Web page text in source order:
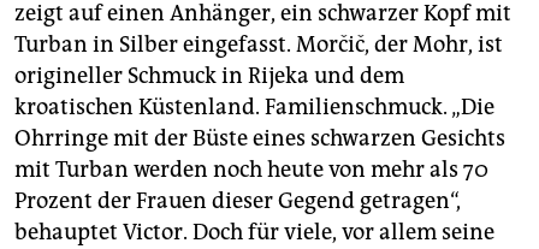
zeigt auf einen Anhänger, ein schwarzer Kopf mit
Turban in Silber eingefasst. Morčič, der Mohr, ist
origineller Schmuck in Rijeka und dem
kroatischen Küstenland. Familienschmuck. „Die
Ohrringe mit der Büste eines schwarzen Gesichts
mit Turban werden noch heute von mehr als 70
Prozent der Frauen dieser Gegend getragen“,
behauptet Victor. Doch für viele, vor allem seine